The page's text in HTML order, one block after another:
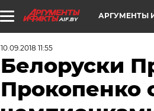
AIF.BY АРГУМЕНТЫ
10.09.2018 11:55
Белоруски
Прокопенко